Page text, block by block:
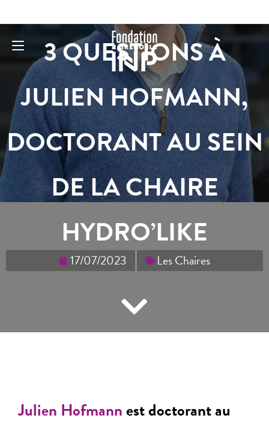
3 QUESTIONS À
JULIEN HOFMANN,
DOCTORANT AU SEIN
DE LA CHAIRE
HYDRO’LIKE
17/07/2023 Les Chaires
Julien Hofmannest doctorant au